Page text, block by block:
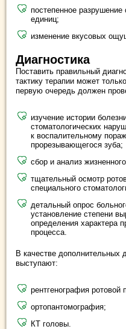
постепенное разрушение
единиц;
изменение вкусовых
Диагностика
Поставить правильный
тактику терапии может
первую очередь должен
изучение истории
стоматологических
к воспалительному
прорезывающегося зуба;
сбор и анализ
тщательный осмотр
специального
детальный опрос
установление степени
определения характера
процесса.
В качестве дополнительных
выступают:
рентгенография ротовой
ортопантомография;
КТ головы.